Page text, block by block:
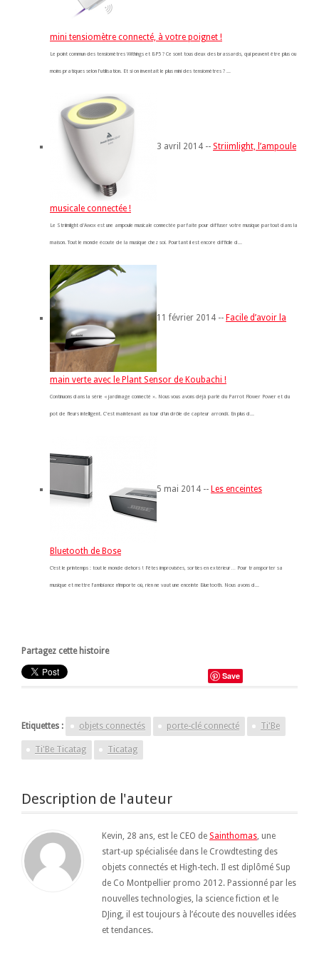
mini tensiomètre connecté, à votre poignet !
Le point commun des tensiomètres Withings et BP5 ? Ce sont tous deux des brassards, qui peuvent être plus ou
moins pratiques selon l'utilisation. Et si on inventait le plus mini des tensiomètres ? ...
3 avril 2014 -- Striimlight, l’ampoule
musicale connectée !
Le Striimlight d’Awox est une ampoule musicale connectée parfaite pour diffuser votre musique partout dans la
maison. Tout le monde écoute de la musique chez soi. Pourtant il est encore difficile d...
11 février 2014 -- Facile d’avoir la
main verte avec le Plant Sensor de Koubachi !
Continuons dans la série « jardinage connecté ». Nous vous avons déjà parlé du Parrot Flower Power et du
pot de fleurs intelligent. C'est maintenant au tour d’un drôle de capteur arrondi. En plus d...
5 mai 2014 -- Les enceintes
Bluetooth de Bose
C’est le printemps : tout le monde dehors ! Fêtes improvisées, sorties en extérieur… Pour transporter sa
musique et mettre l’ambiance n’importe où, rien ne vaut une enceinte Bluetooth. Nous avons d...
Partagez cette histoire
Save
Etiquettes : objets connectés porte-clé connecté Ti'Be
Ti'Be Ticatag Ticatag
Description de l'auteur
Kevin, 28 ans, est le CEO de Sainthomas, une
start-up spécialisée dans le Crowdtesting des
objets connectés et High-tech. Il est diplômé Sup
de Co Montpellier promo 2012. Passionné par les
nouvelles technologies, la science fiction et le
DJing, il est toujours à l’écoute des nouvelles idées
et tendances.